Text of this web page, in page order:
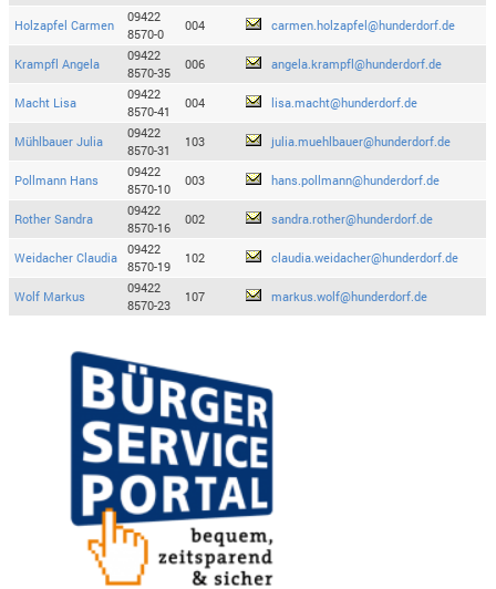
Holzapfel Carmen
09422
8570-0
004 carmen.holzapfel@hunderdorf.de
Krampfl Angela
09422
8570-35
006 angela.krampfl@hunderdorf.de
Macht Lisa
09422
8570-41
004 lisa.macht@hunderdorf.de
Mühlbauer Julia
09422
8570-31
103 julia.muehlbauer@hunderdorf.de
Pollmann Hans
09422
8570-10
003 hans.pollmann@hunderdorf.de
Rother Sandra
09422
8570-16
002 sandra.rother@hunderdorf.de
Weidacher Claudia
09422
8570-19
102 claudia.weidacher@hunderdorf.de
Wolf Markus
09422
8570-23
107 markus.wolf@hunderdorf.de